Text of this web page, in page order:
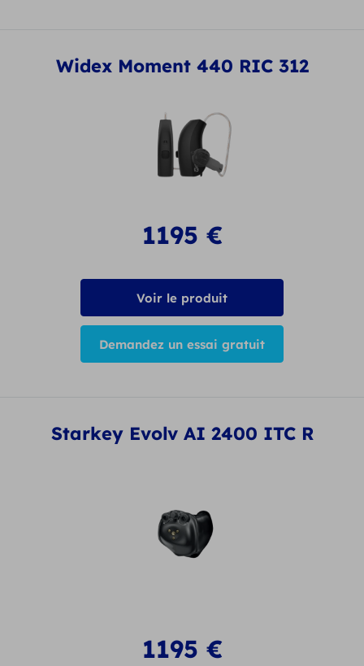
Widex Moment 440 RIC 312
1195 €
Voir le produit
Demandez un essai gratuit
Starkey Evolv AI 2400 ITC R
1195 €